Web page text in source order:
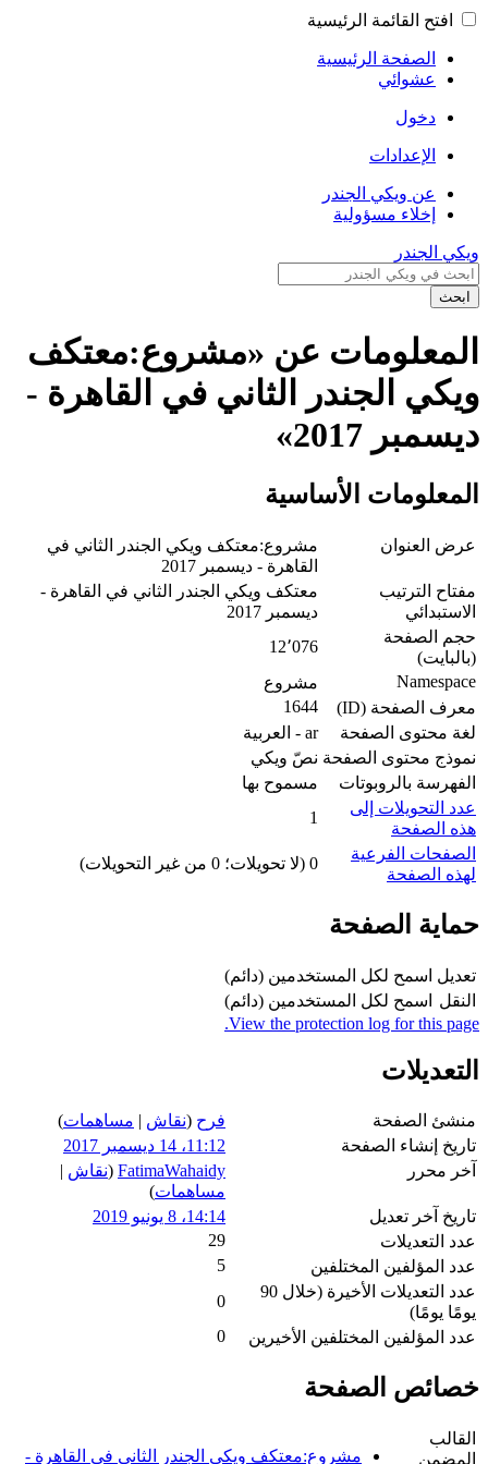
افتح القائمة الرئيسية
الصفحة الرئيسية
عشوائي
دخول
الإعدادات
عن ويكي الجندر
إخلاء مسؤولية
ويكي الجندر
ابحث
المعلومات عن «مشروع:معتكف
ويكي الجندر الثاني في القاهرة -
ديسمبر 2017»
المعلومات الأساسية
عرض العنوان
مشروع:معتكف ويكي الجندر الثاني في
القاهرة - ديسمبر 2017
مفتاح الترتيب
الاستبدائي
معتكف ويكي الجندر الثاني في القاهرة -
ديسمبر 2017
حجم الصفحة
(بالبايت)
12٬076
Namespace
مشروع
معرف الصفحة (ID)
1644
لغة محتوى الصفحة
ar - العربية
نموذج محتوى الصفحة نصّ ويكي
الفهرسة بالروبوتات
مسموح بها
عدد التحويلات إلى
هذه الصفحة
1
الصفحات الفرعية
لهذه الصفحة
0 (لا تحويلات؛ 0 من غير التحويلات)
حماية الصفحة
تعديل اسمح لكل المستخدمين (دائم)
النقل
اسمح لكل المستخدمين (دائم)
View the protection log for this page.
التعديلات
منشئ الصفحة فرح (نقاش | مساهمات)
تاريخ إنشاء الصفحة
11:12، 14 ديسمبر 2017
آخر محرر
FatimaWahaidy
(نقاش |
مساهمات)
تاريخ آخر تعديل
14:14، 8 يونيو 2019
عدد التعديلات
29
عدد المؤلفين المختلفين
5
عدد التعديلات الأخيرة (خلال 90
يومًا يومًا)
0
عدد المؤلفين المختلفين الأخيرين
0
خصائص الصفحة
القالب
المضمن
مشروع:معتكف ويكي الجندر الثاني في القاهرة -